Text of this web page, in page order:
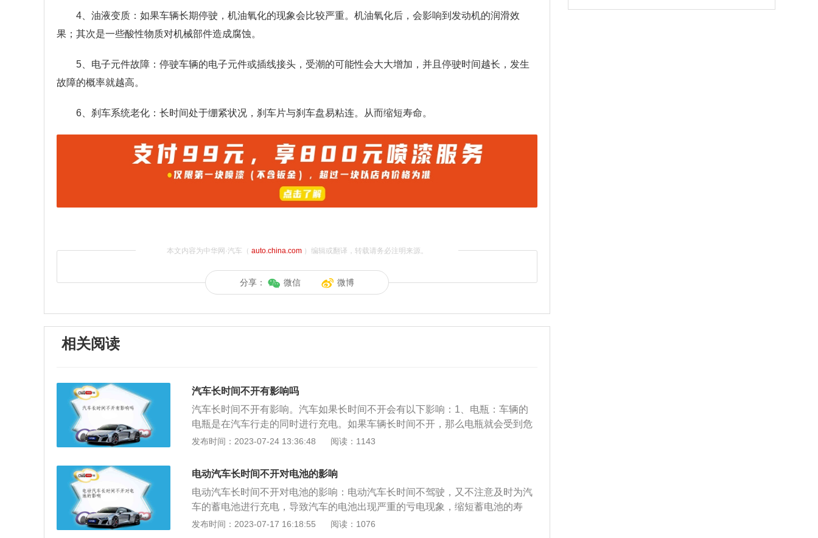
4、油液变质：如果车辆长期停驶，机油氧化的现象会比较严重。机油氧化后，会影响到发动机的润滑效
果；其次是一些酸性物质对机械部件造成腐蚀。
5、电子元件故障：停驶车辆的电子元件或插线接头，受潮的可能性会大大增加，并且停驶时间越长，发生
故障的概率就越高。
6、刹车系统老化：长时间处于绷紧状况，刹车片与刹车盘易粘连。从而缩短寿命。
本文内容为中华网·汽车（ auto.china.com）编辑或翻译，转载请务必注明来源。
分享： 微信 微博
相关阅读
汽车长时间不开有影响吗
汽车长时间不开有影响。汽车如果长时间不开会有以下影响：1、电瓶：车辆的
电瓶是在汽车行走的同时进行充电。如果车辆长时间不开，那么电瓶就会受到危
害。有可能1个月就没有电或者2到3个星期就有可能出现没电的情况；2、发动机
损度出现问题，还有可能会凝固。同时各种冷却液也会发生变质，影响发动机；
3、刹车系统：车主在停车的状态下，通常会拉起手刹，因此，手刹拉线就会处
于一个紧绷的状态，从而缩短寿命。电子元件及橡胶：长时间停放车辆，电子元
件容易受潮，橡胶在风吹雨打的时候也会加速老化。因此，车辆的防水、阻音的
功能都会下降；4、轮胎：如果汽车长时间停放不动，轮胎就会长时间一面着
发布时间：2023-07-24 13:36:48 阅读：1143
电动汽车长时间不开对电池的影响
电动汽车长时间不开对电池的影响：电动汽车长时间不驾驶，又不注意及时为汽
车的蓄电池进行充电，导致汽车的电池出现严重的亏电现象，缩短蓄电池的寿
命。也会导致动力电池组内部储电量减少得比较厉害，那么一旦电池组内部的可
发布时间：2023-07-17 16:18:55 阅读：1076
响；<&list>3.稳定器的转向胶套和球头